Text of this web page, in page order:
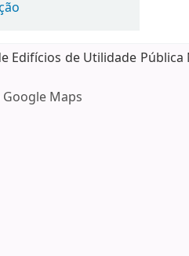
de Utilidade Pública
Maps